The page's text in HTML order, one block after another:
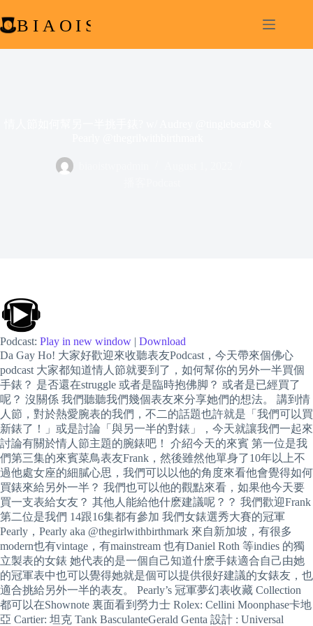
to
content
Podcast: Play in new window | Download
Da Gay Ho! 大家好歡迎來收聽表友Podcast，今天帶來個佛心
podcast 大家都知道情人節就要到了，如何幫你的另外一半買個
手錶？ 是否還在struggle 或者是臨時抱佛脚？ 或者是已經買了
呢？ 沒關係 我們聽聽我們幾個表友來分享她們的想法。 講到情
人節，對於熱愛腕表的我們，不二的話題也許就是「我們可以買
新錶了！」或是討論「與另一半的對錶」，今天就讓我們一起來
討論有關於情人節主題的腕錶吧！ 介紹今天的來賓 第一位是我
們第三集的來賓菜鳥表友Frank，然後雖然他單身了10年以上不
過他處女座的細膩心思，我們可以以他的角度來看他會覺得如何
買錶來給另外一半？ 我們也可以他的觀點來看，如果他今天要
買一支表給女友？ 其他人能給他什麽建議呢？？ 我們歡迎Frank
第二位是我們 14跟16集都有參加 我們女錶選秀大賽的冠軍
Pearly，Pearly aka @thegirlwithbirthmark 來自新加坡，有很多
modern也有vintage，有mainstream 也有Daniel Roth 等indies 的獨
立製表的女錶 她代表的是一個自己知道什麽手錶適合自己由她
的冠軍表中也可以覺得她就是個可以提供很好建議的女錶友，也
適合挑給另外一半的表友。 Pearly’s 冠軍夢幻表收藏 Collection
都可以在Shownote 裏面看到勞力士 Rolex: Cellini Moonphase卡地
亞 Cartier: 坦克 Tank BasculanteGerald Genta 設計 : Universal